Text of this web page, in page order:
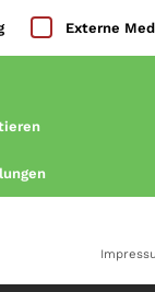
für
in der
eineExterne